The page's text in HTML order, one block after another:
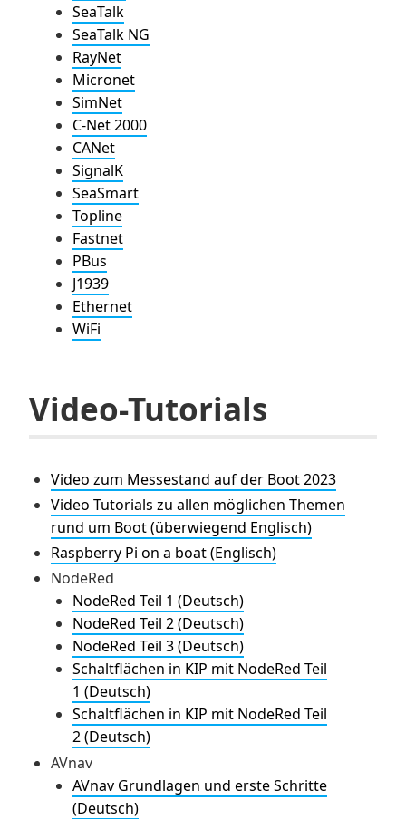
SeaTalk
SeaTalk NG
RayNet
Micronet
SimNet
C-Net 2000
CANet
SignalK
SeaSmart
Topline
Fastnet
PBus
J1939
Ethernet
WiFi
Video-Tutorials
Video zum Messestand auf der Boot 2023
Video Tutorials zu allen möglichen Themen
rund um Boot (überwiegend Englisch)
Raspberry Pi on a boat (Englisch)
NodeRed
NodeRed Teil 1 (Deutsch)
NodeRed Teil 2 (Deutsch)
NodeRed Teil 3 (Deutsch)
Schaltflächen in KIP mit NodeRed Teil
1 (Deutsch)
Schaltflächen in KIP mit NodeRed Teil
2 (Deutsch)
AVnav
AVnav Grundlagen und erste Schritte
(Deutsch)